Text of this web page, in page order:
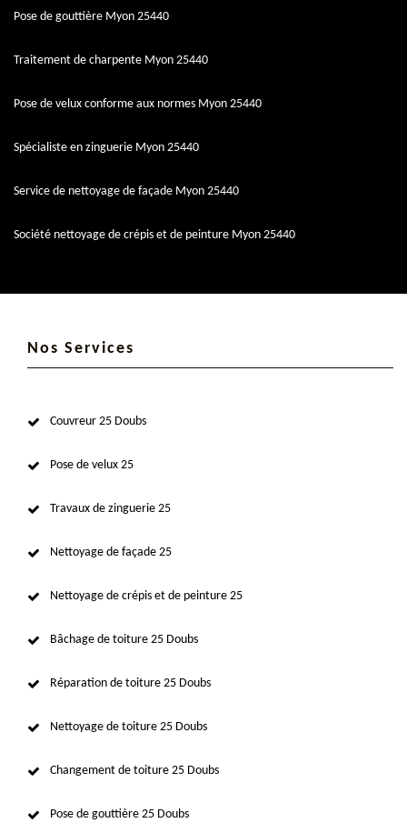
Pose de gouttière Myon 25440
Traitement de charpente Myon 25440
Pose de velux conforme aux normes Myon 25440
Spécialiste en zinguerie Myon 25440
Service de nettoyage de façade Myon 25440
Société nettoyage de crépis et de peinture Myon 25440
Nos Services
Couvreur 25 Doubs
Pose de velux 25
Travaux de zinguerie 25
Nettoyage de façade 25
Nettoyage de crépis et de peinture 25
Bâchage de toiture 25 Doubs
Réparation de toiture 25 Doubs
Nettoyage de toiture 25 Doubs
Changement de toiture 25 Doubs
Pose de gouttière 25 Doubs